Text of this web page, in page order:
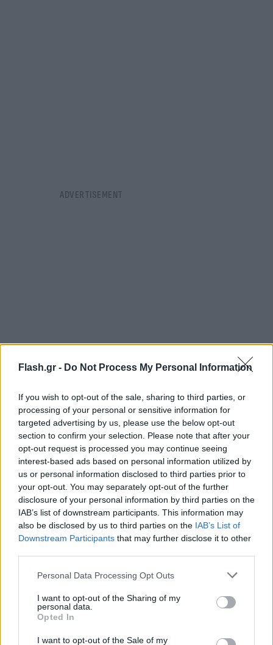
Flash.gr - Do Not Process My Personal Information
If you wish to opt-out of the sale, sharing to third parties, or
processing of your personal or sensitive information for
targeted advertising by us, please use the below opt-out
section to confirm your selection. Please note that after your
opt-out request is processed you may continue seeing
interest-based ads based on personal information utilized by
us or personal information disclosed to third parties prior to
your opt-out. You may separately opt-out of the further
disclosure of your personal information by third parties on the
IAB’s list of downstream participants. This information may
also be disclosed by us to third parties on the IAB’s List of
Downstream Participants that may further disclose it to other
Please note that this website/app uses one or more Google
not limited to your visit or usage behaviour. You may click to
grant or deny consent to Google and its third-party tags to
use your data for below specified purposes in below Google
consent section.
Personal Data Processing Opt Outs
I want to opt-out of the Sharing of my
personal data.
Opted In
I want to opt-out of the Sale of my
FLASH FOCUS